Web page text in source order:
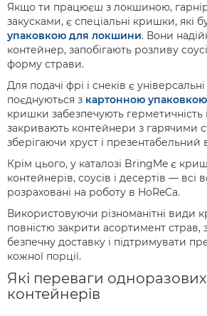
Якщо ти працюєш з локшиною,
закусками, є спеціальні кришки, які
упаковкою для локшини. Вони
контейнер, запобігають розливу
форму страви.
Для подачі фрі і снеків є
поєднуються з картонною
кришки забезпечують герметичність
закривають контейнери з гарячими
зберігаючи хруст і презентабельний
Крім цього, у каталозі BringMe є
контейнерів, соусів і десертів — всі
розраховані на роботу в HoReCa.
Використовуючи різноманітні види
повністю закрити асортимент страв,
безпечну доставку і підтримувати
кожної порції.
Які переваги
контейнерів